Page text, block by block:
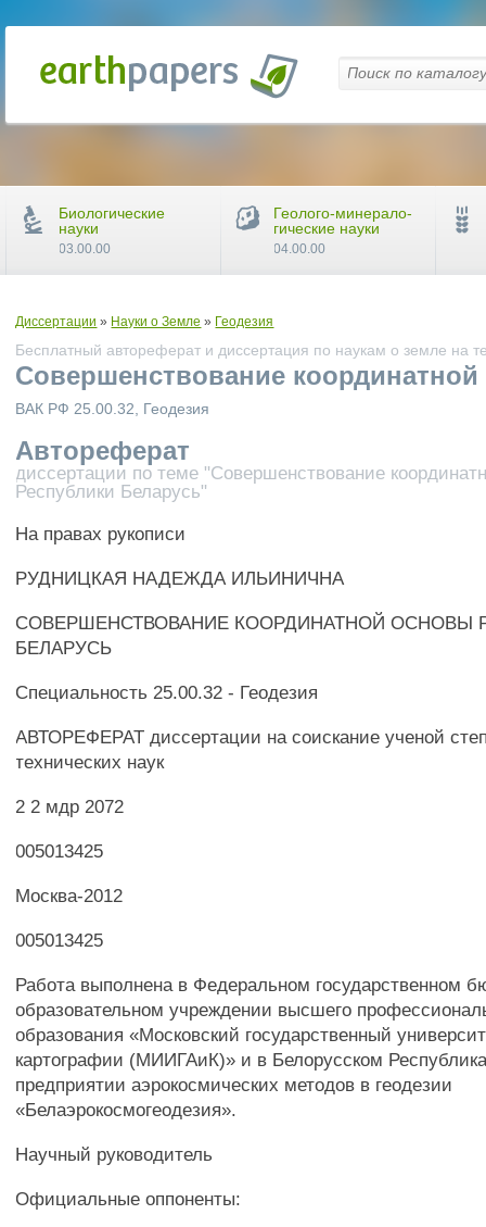
Диссертации » Науки о Земле » Геодезия
Бесплатный автореферат и диссертация по наукам о земле на
Совершенствование
ВАК РФ 25.00.32, Геодезия
Автореферат
диссертации по теме "Совершенствование
Республики Беларусь"
На правах рукописи
РУДНИЦКАЯ НАДЕЖДА ИЛЬИНИЧНА
СОВЕРШЕНСТВОВАНИЕ КООРДИНАТНОЙ ОСНОВЫ
БЕЛАРУСЬ
Специальность 25.00.32 - Геодезия
АВТОРЕФЕРАТ диссертации на соискание ученой
технических наук
2 2 мдр 2072
005013425
Москва-2012
005013425
Работа выполнена в Федеральном государственном
образовательном учреждении высшего
образования «Московский государственный
картографии (МИИГАиК)» и в Белорусском
предприятии аэрокосмических методов в геодезии
«Белаэрокосмогеодезия».
Научный руководитель
Официальные оппоненты:
Биологические
науки
03.00.00
Геолого-минерало-
гические науки
04.00.00